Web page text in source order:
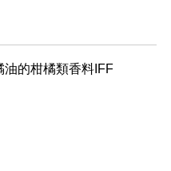
油的柑橘類香料IFF